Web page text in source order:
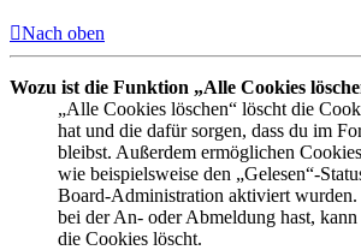
Nach oben
Wozu ist die Funktion „Alle Cookies
„Alle Cookies löschen“ löscht die
hat und die dafür sorgen, dass du im
bleibst. Außerdem ermöglichen
wie beispielsweise den „Gelesen“-
Board-Administration aktiviert wurden.
bei der An- oder Abmeldung hast,
die Cookies löscht.